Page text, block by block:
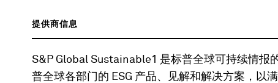
提供商信息
S&P Global Sustainable1 是标普全球可持续情
普全球各部门的 ESG 产品、见解和解决方案，以